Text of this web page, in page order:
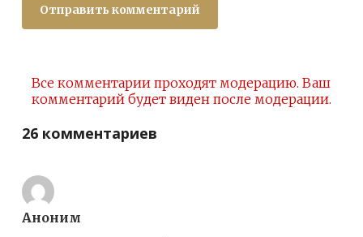
Все комментарии проходят модерацию. Ваш
комментарий будет виден после модерации.
26 комментариев
Аноним